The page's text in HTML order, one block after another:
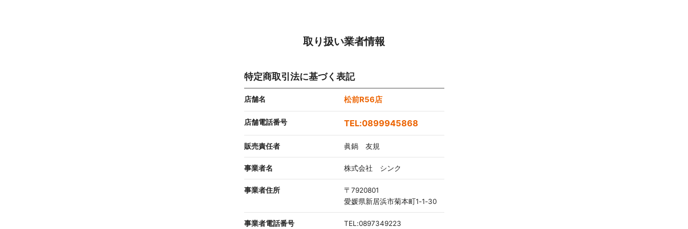
取り扱い業者情報
特定商取引法に基づく表記
店舗名 松前R56店
店舗電話番号 0899945868
販売責任者 眞鍋 友規
事業者名 株式会社 シンク
事業者住所
〒7920801
愛媛県新居浜市菊本町1-1-30
事業者電話番号 TEL:0897349223